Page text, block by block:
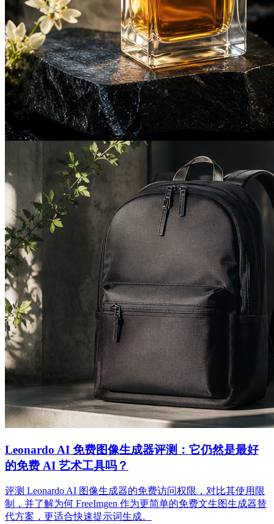
Leonardo AI 免费图像生成器评测：它仍然是最好
的免费 AI 艺术工具吗？
评测 Leonardo AI 图像生成器的免费访问权限，对比其使用限
制，并了解为何 FreeImgen 作为更简单的免费文生图生成器替
代方案，更适合快速提示词生成。